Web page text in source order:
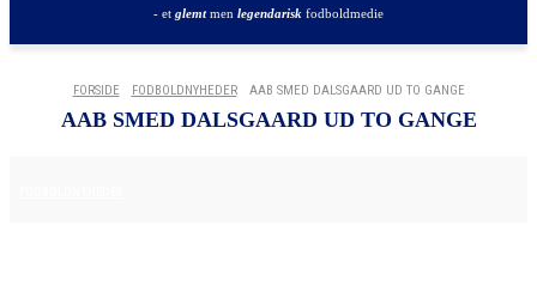
- et glemtmen legendarisk fodboldmedie
FORSIDE FODBOLDNYHEDER AAB SMED DALSGAARD UD TO GANGE
AAB SMED DALSGAARD UD TO GANGE